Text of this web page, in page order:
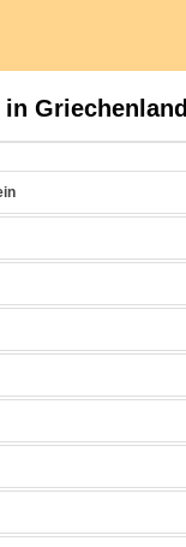
Griechenland